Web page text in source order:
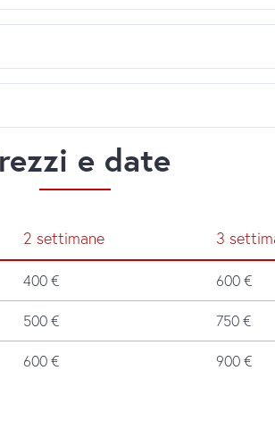
a partecipare al corso.
livello.
accorpati.
e date
2 settimane 3
400 € 600 €
500 € 750 €
600 € 900 €